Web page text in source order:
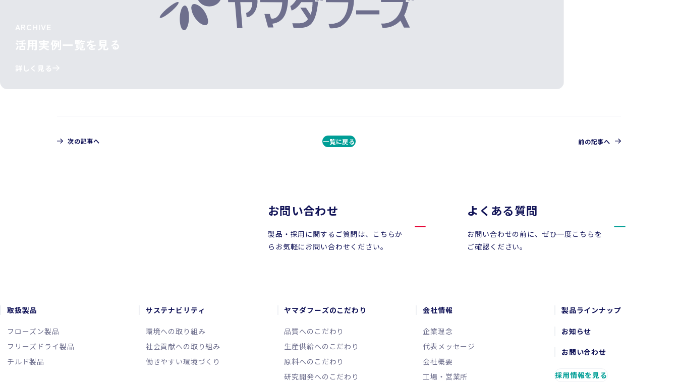
ARCHIVE
活用実例一覧を見る
詳しく見る
次の記事へ 一覧に戻る 前の記事へ
お問い合わせ
製品・採用に関するご質問は、こちらか
らお気軽にお問い合わせください。
よくある質問
お問い合わせの前に、ぜひ一度こちらを
ご確認ください。
取扱製品
フローズン製品
フリーズドライ製品
チルド製品
サステナビリティ
環境への取り組み
社会貢献への取り組み
働きやすい環境づくり
ヤマダフーズのこだわり
品質へのこだわり
生産供給へのこだわり
原料へのこだわり
研究開発へのこだわり
会社情報
企業理念
代表メッセージ
会社概要
工場・営業所
製品ラインナップ
お知らせ
お問い合わせ
採用情報を見る